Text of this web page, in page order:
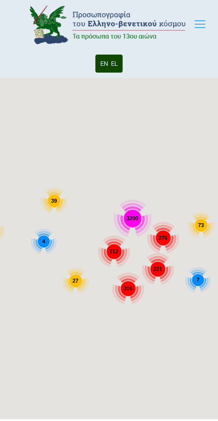
EN EL
221
3200
212
39
316
4
276
27
73
7